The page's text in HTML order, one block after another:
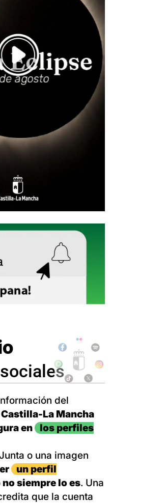
del
La Mancha
en
los perfiles
o una imagen
un perfil
no siempre lo es. Una
que la cuenta